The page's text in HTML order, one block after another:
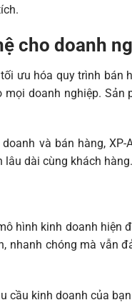
cho doanh
ưu hóa quy trình bán
doanh nghiệp. Sản
và bán hàng,
lâu dài cùng khách hàng.
hình kinh doanh hiện
nhanh chóng mà vẫn
cầu kinh doanh của